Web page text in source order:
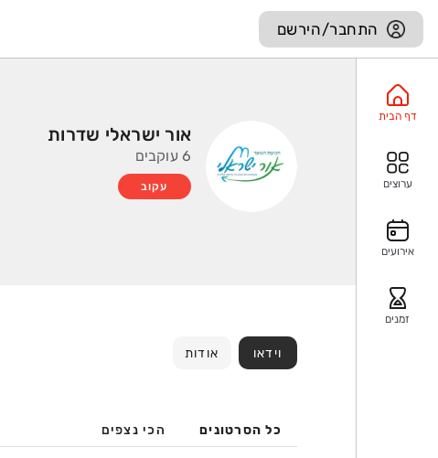
התחבר/הירשם
דף הבית
ערוצים
אירועים
זמנים
אור ישראלי שדרות
6 עוקבים
עקוב
וידאו אודות
כל הסרטונים הכי נצפים